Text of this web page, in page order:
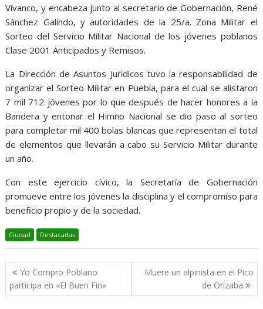
Vivanco, y encabeza junto al secretario de Gobernación, René
Sánchez Galindo, y autoridades de la 25/a. Zona Militar el
Sorteo del Servicio Militar Nacional de los jóvenes poblanos
Clase 2001 Anticipados y Remisos.
La Dirección de Asuntos Jurídicos tuvo la responsabilidad de
organizar el Sorteo Militar en Puebla, para el cual se alistaron
7 mil 712 jóvenes por lo que después de hacer honores a la
Bandera y entonar el Himno Nacional se dio paso al sorteo
para completar mil 400 bolas blancas que representan el total
de elementos que llevarán a cabo su Servicio Militar durante
un año.
Con este ejercicio cívico, la Secretaría de Gobernación
promueve entre los jóvenes la disciplina y el compromiso para
beneficio propio y de la sociedad.
Ciudad Destacadas
Navegación
de
entradas
Yo Compro Poblano
participa en «El Buen Fin»
Muere un alpinista en el Pico
de Orizaba